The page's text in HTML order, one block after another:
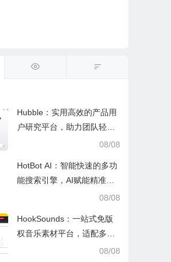
Hubble：实用高效的产品用
户研究平台，助力团队轻松
08/08
HotBot AI：智能快速的多功
能搜索引擎，AI赋能精准检
08/08
HookSounds：一站式免版
权音乐素材平台，适配多场
08/08